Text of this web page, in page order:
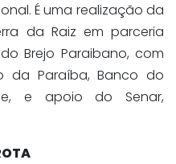
É uma realização da
da Raiz em parceria
Brejo Paraibano, com
da Paraíba, Banco do
e apoio do Senar,